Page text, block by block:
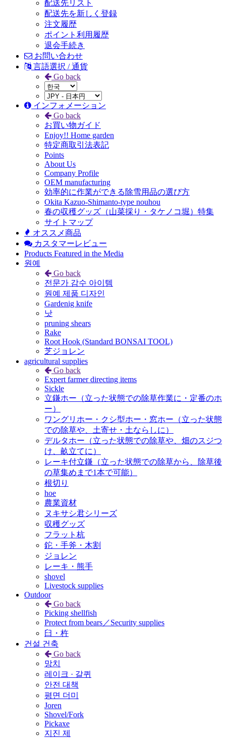
配送先リスト
配送先を新しく登録
注文履歴
ポイント利用履歴
退会手続き
お問い合わせ
言語選択 / 通貨
Go back
インフォメーション
Go back
お買い物ガイド
Enjoy!! Home garden
特定商取引法表記
Points
About Us
Company Profile
OEM manufacturing
効率的に作業ができる除雪用品の選び方
Okita Kazuo-Shimanto-type nouhou
春の収穫グッズ（山菜採り・タケノコ堀）特集
サイトマップ
オススメ商品
カスタマーレビュー
Products Featured in the Media
원예
Go back
전문가 감수 아이템
원예 제품 디자인
Gardenig knife
낫
pruning shears
Rake
Root Hook (Standard BONSAI TOOL)
芝ジョレン
agricultural supplies
Go back
Expert farmer directing items
Sickle
立鎌ホー（立った状態での除草作業に・定番のホ
ー）
ワングリホー・クシ型ホー・窓ホー（立った状態
での除草や、土寄せ・土ならしに）
デルタホー（立った状態での除草や、畑のスジつ
け、畝立てに）
レーキ付立鎌（立った状態での除草から、除草後
の草集めまで1本で可能）
根切り
hoe
農業資材
ヌキサシ君シリーズ
収穫グッズ
フラット杭
鉈・手斧・木割
ジョレン
レーキ・熊手
shovel
Livestock supplies
Outdoor
Go back
Picking shellfish
Protect from bears／Security supplies
臼・杵
건설 건축
Go back
망치
레이크 · 갈퀴
안전 대책
평면 더미
Joren
Shovel/Fork
Pickaxe
지진 제